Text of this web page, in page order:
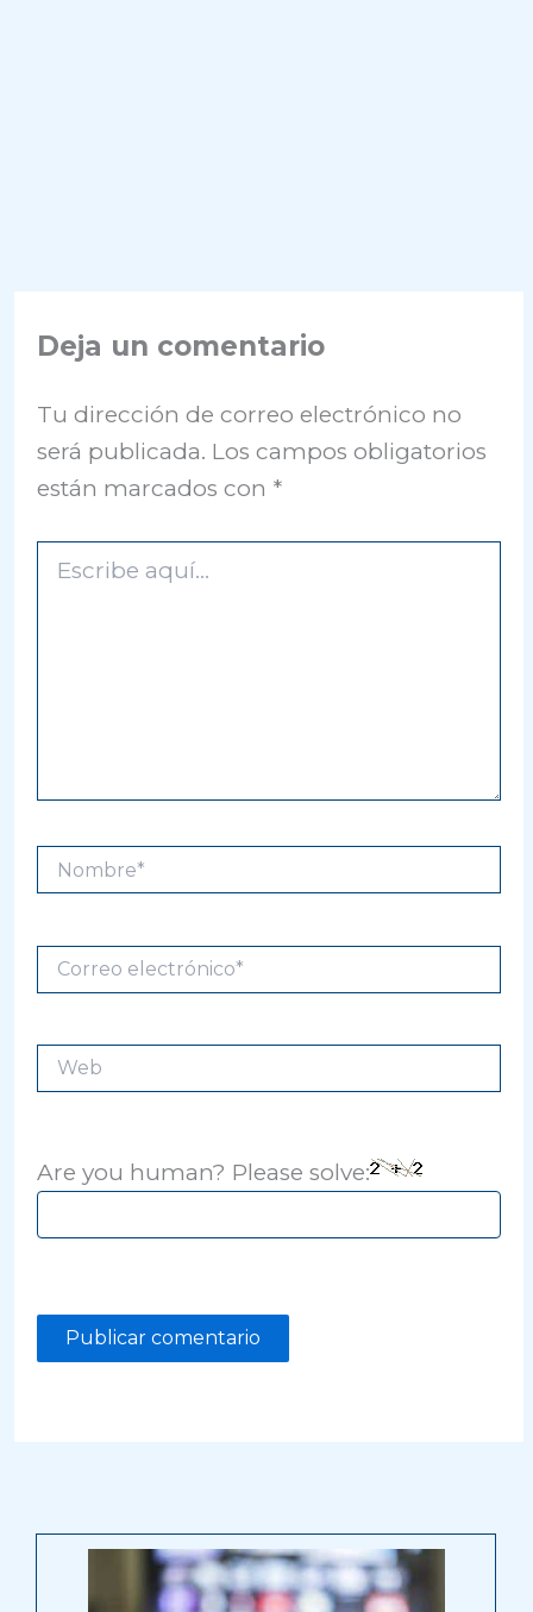
Deja un comentario
Tu dirección de correo electrónico no
será publicada. Los campos obligatorios
están marcados con *
aquí...
Nombre*
Correo
electrónico*
Web
Are you human? Please solve: